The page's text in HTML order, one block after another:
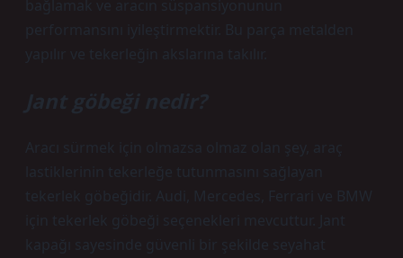
bağlamak ve aracın süspansiyonunun
performansını iyileştirmektir. Bu parça metalden
yapılır ve tekerleğin akslarına takılır.
Jant göbeği nedir?
Aracı sürmek için olmazsa olmaz olan şey, araç
lastiklerinin tekerleğe tutunmasını sağlayan
tekerlek göbeğidir. Audi, Mercedes, Ferrari ve BMW
için tekerlek göbeği seçenekleri mevcuttur. Jant
kapağı sayesinde güvenli bir şekilde seyahat